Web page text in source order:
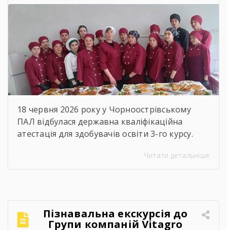
18 червня 2026 року у Чорноострівському
ПАЛ відбулася державна кваліфікаційна
атестація для здобувачів освіти 3-го курсу.
«Кухар; кулінар борошняних виробів;
шлях навчання, але сьогодні довели, що
Читати детальніше
Пізнавальна екскурсія до
Групи компаній Vitagro